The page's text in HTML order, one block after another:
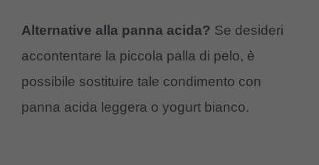
Alternative alla panna acida? Se desideri
accontentare la piccola palla di pelo, è
possibile sostituire tale condimento con
panna acida leggera o yogurt bianco.